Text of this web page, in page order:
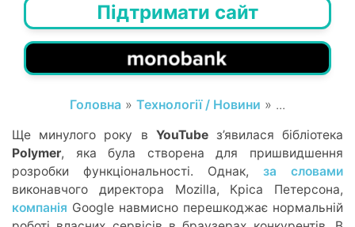
Підтримати сайт
Головна » Технології / Новини » ...
Ще минулого року в YouTubeз’явилася бібліотека
Polymer, яка була створена для пришвидшення
розробки функціональності. Однак, за словами
виконавчого директора Mozilla, Кріса Петерсона,
компанія Google навмисно перешкоджає нормальній